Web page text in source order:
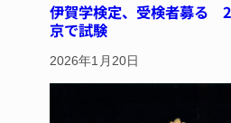
伊賀学検定、受検者募る
京で試験
2026年1月20日